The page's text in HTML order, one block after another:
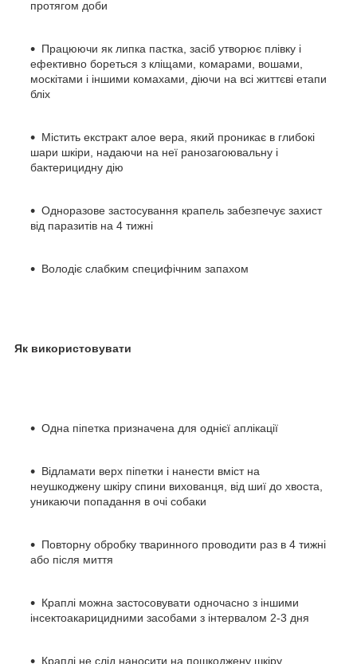
протягом доби
Працюючи як липка пастка, засіб утворює плівку і
ефективно бореться з кліщами, комарами, вошами,
москітами і іншими комахами, діючи на всі життєві етапи
бліх
Містить екстракт алое вера, який проникає в глибокі
шари шкіри, надаючи на неї ранозагоювальну і
бактерицидну дію
Одноразове застосування крапель забезпечує захист
від паразитів на 4 тижні
Володіє слабким специфічним запахом
Як використовувати
Одна піпетка призначена для однієї аплікації
Відламати верх піпетки і нанести вміст на
неушкоджену шкіру спини вихованця, від шиї до хвоста,
уникаючи попадання в очі собаки
Повторну обробку тваринного проводити раз в 4 тижні
або після миття
Краплі можна застосовувати одночасно з іншими
інсектоакарицидними засобами з інтервалом 2-3 дня
Краплі не слід наносити на пошкоджену шкіру,